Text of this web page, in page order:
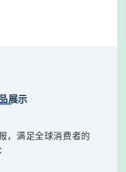
展示
，满足全球消费者的